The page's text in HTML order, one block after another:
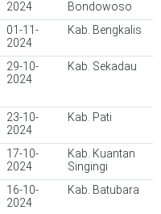
2024
Bondowoso
01-11-
2024
Kab. Bengkalis
29-10-
2024
Kab. Sekadau
23-10-
2024
Kab. Pati
17-10-
2024
Kab. Kuantan
Singingi
16-10-
2024
Kab. Batubara